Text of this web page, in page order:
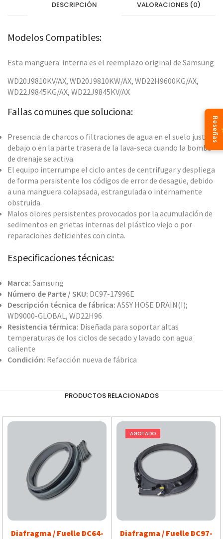
DESCRIPCIÓN VALORACIONES (0)
Modelos Compatibles:
Esta manguera interna es el reemplazo original de Samsung
WD20J9810KV/AX, WD20J9810KW/AX, WD22H9600KG/AX,
WD22J9845KG/AX, WD22J9845KV/AX
Fallas comunes que soluciona:
Presencia de charcos o filtraciones de agua en el suelo justo
debajo o en la parte trasera de la lava-seca cuando la bomba
de drenaje se activa.
El equipo interrumpe el ciclo antes de centrifugar y despliega
de forma persistente los códigos de error de desagüe, debido
a una manguera colapsada, estrangulada o internamente
obstruida.
Malos olores persistentes provocados por la acumulación de
sedimentos en grietas internas del plástico viejo o por
reparaciones deficientes con cinta.
Especificaciones técnicas:
Marca: Samsung
Número de Parte / SKU: DC97-17996E
Descripción técnica de fábrica: ASSY HOSE DRAIN(I);
WD9000-GLOBAL, WD22H96
Resistencia térmica: Diseñada para soportar altas
temperaturas de los ciclos de secado y lavado con agua
caliente
Condición: Refacción nueva de fábrica
PRODUCTOS RELACIONADOS
Diafragma / Fuelle DC64-
AGOTADO
Diafragma / Fuelle DC97-
Reseñas